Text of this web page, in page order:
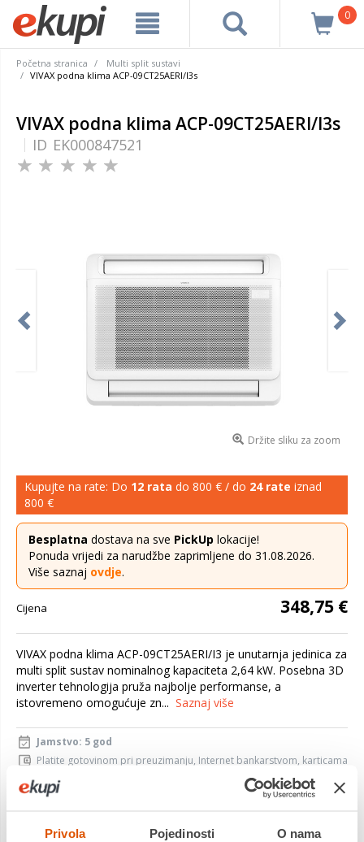
Privola Pojedinosti O nama
0
Početna stranica
Multi split sustavi
VIVAX podna klima ACP-09CT25AERI/I3s
VIVAX podna klima ACP-09CT25AERI/I3s
ID EK000847521
Držite sliku za zoom
Kupujte na rate: Do 12 rata do 800 € / do 24 rate iznad
800 €
Besplatna dostava na sve PickUp lokacije!
Ponuda vrijedi za narudžbe zaprimljene do 31.08.2026.
Više saznaj ovdje.
Cijena 348,75 €
VIVAX podna klima ACP-09CT25AERI/I3 je unutarnja jedinica za
multi split sustav nominalnog kapaciteta 2,64 kW. Posebna 3D
inverter tehnologija pruža najbolje performanse, a
istovremeno omogućuje zn... Saznaj više
Jamstvo: 5 god
Platite gotovinom pri preuzimanju, Internet bankarstvom, karticama
Povrat robe moguć unutar 14 dana
PROIZVOD JE NEDOSTUPAN